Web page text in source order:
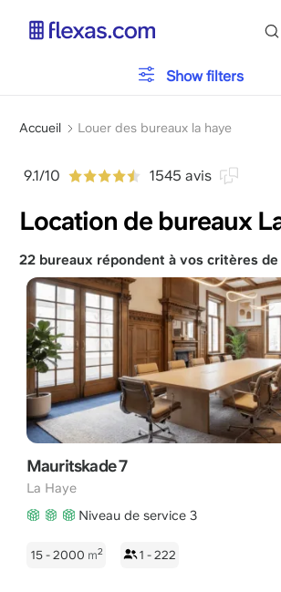
Fil
Accueil Louer des bureaux la haye
9.1/10 1545 avis
Location de bureaux
Typologie du bureau
Parking
Installations
Veuillez choisir la taille de votre
Show filters
22 bureaux répondent à vos critères
Mauritskade 7
La Haye
Niveau de service 3
15 - 2000 m2 1 - 222